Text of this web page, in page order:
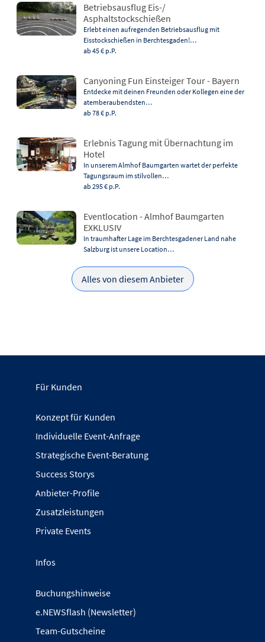
Betriebsausflug Eis-/
Asphaltstockschießen
Erlebt einen aufregenden Betriebsausflug mit
Eisstockschießen in Berchtesgaden!…
ab 45 € p.P.
Canyoning Fun Einsteiger Tour - Bayern
Entdecke mit deinen Freunden oder Kollegen eine der
atemberaubendsten…
ab 78 € p.P.
Erlebnis Tagung mit Übernachtung im
Hotel
In unserem Almhof Baumgarten wartet der perfekte
Tagungsraum im stilvollen…
ab 295 € p.P.
Eventlocation - Almhof Baumgarten
EXKLUSIV
In traumhafter Lage im Berchtesgadener Land nahe
Salzburg ist unsere Location…
Alles von diesem Anbieter
Für Kunden
Konzept für Kunden
Individuelle Event-Anfrage
Strategische Event-Beratung
Success Storys
Anbieter-Profile
Zusatzleistungen
Private Events
Infos
Buchungshinweise
e.NEWSflash (Newsletter)
Team-Gutscheine